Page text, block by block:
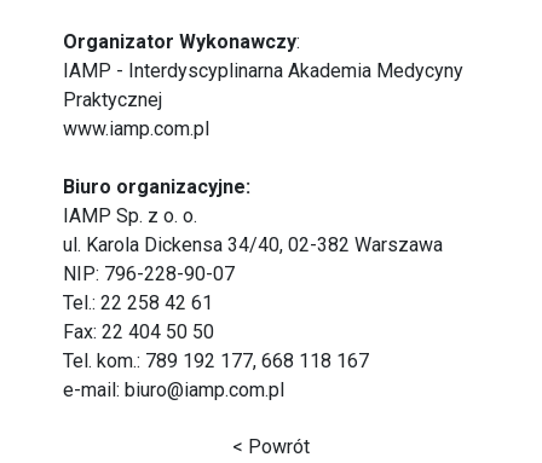
Organizator Wykonawczy:
IAMP - Interdyscyplinarna Akademia Medycyny
Praktycznej
www.iamp.com.pl
Biuro organizacyjne:
IAMP Sp. z o. o.
ul. Karola Dickensa 34/40, 02-382 Warszawa
NIP: 796-228-90-07
Tel.: 22 258 42 61
Fax: 22 404 50 50
Tel. kom.: 789 192 177, 668 118 167
e-mail: biuro@iamp.com.pl
< Powrót